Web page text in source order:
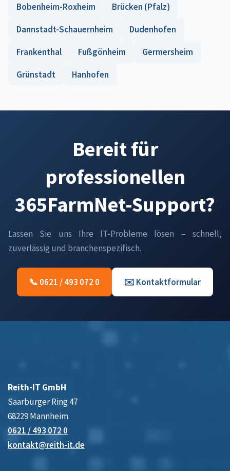
Bobenheim-Roxheim
Brücken (Pfalz)
Dannstadt-Schauernheim
Dudenhofen
Frankenthal
Fußgönheim
Germersheim
Grünstadt
Hanhofen
Bereit für
professionellen
365FarmNet-Support?
Lassen Sie uns Ihre IT-Probleme lösen – schnell,
zuverlässig und branchenspezifisch.
📞 0621 / 493 072 0 ✉️ Kontaktformular
Reith-IT GmbH
Saarburger Ring 47
68229 Mannheim
0621 / 493 072 0
kontakt@reith-it.de